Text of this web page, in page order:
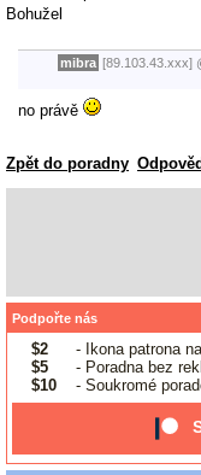
Bohužel
mibra [89.103.43.xxx]
no právě
Zpět do poradny
Podpořte nás
$2
- Ikona patrona
$5
- Poradna bez
$10
- Soukromé